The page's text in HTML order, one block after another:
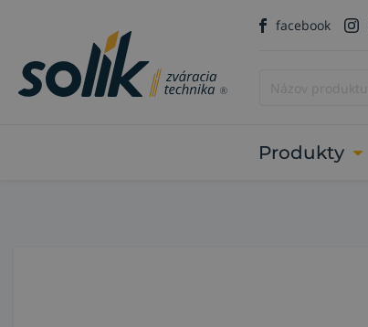
facebook
Produkty